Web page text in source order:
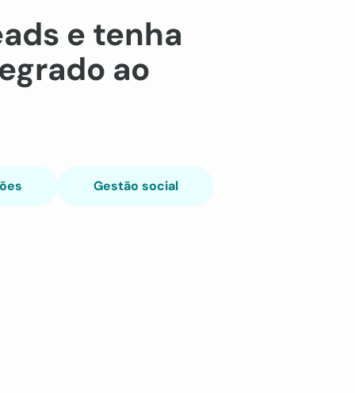
e tenha
ao
Gestão social